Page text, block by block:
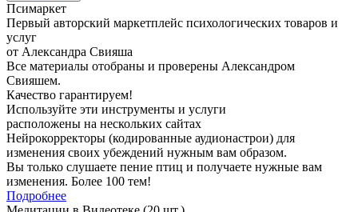
Псимаркет
Первый авторский маркетплейс психологических товаров и
услуг
от Александра Свияша
Все материалы отобраны и проверены Александром
Свияшем.
Качество гарантируем!
Используйте эти инструменты и услуги
расположены на нескольких сайтах
Нейрокорректоры (кодированные аудионастрои) для
изменения своих убеждений нужным вам образом.
Вы только слушаете пение птиц и получаете нужные вам
изменения. Более 100 тем!
Подробнее